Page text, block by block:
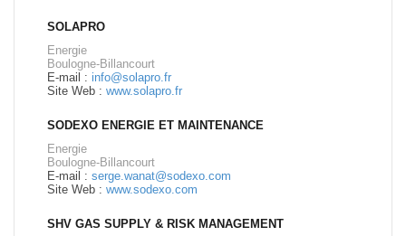
SOLAPRO
Energie
Boulogne-Billancourt
E-mail : info@solapro.fr
Site Web : www.solapro.fr
SODEXO ENERGIE ET MAINTENANCE
Energie
Boulogne-Billancourt
E-mail : serge.wanat@sodexo.com
Site Web : www.sodexo.com
SHV GAS SUPPLY & RISK MANAGEMENT